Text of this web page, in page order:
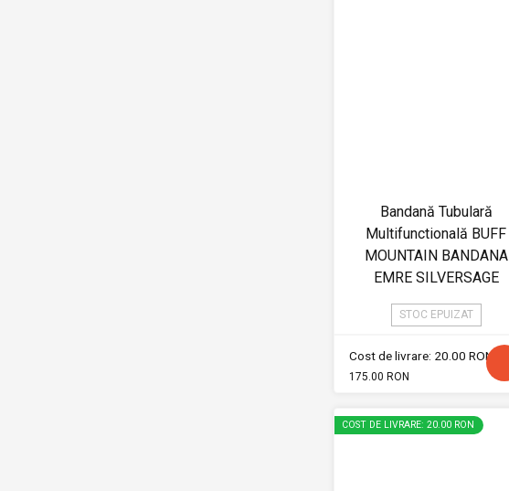
Bandană Tubulară
Multifunctională BUFF
MOUNTAIN BANDANA
EMRE SILVERSAGE
STOC EPUIZAT
Cost de livrare: 20.00 RON
175.00 RON
COST DE LIVRARE: 20.00 RON